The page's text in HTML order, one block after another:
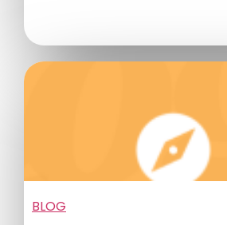
BLOG